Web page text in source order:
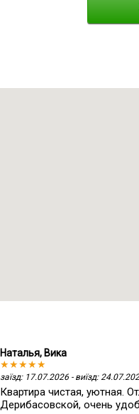
Наталья, Вика
★★★★★
заїзд: 17.07.2026 - виїзд:
Квартира чистая, уютная.
Дерибасовской, очень